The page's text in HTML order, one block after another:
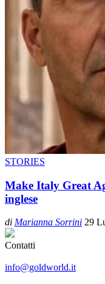
STORIES
Make Italy Great
inglese
di Marianna Sorrini 29
Contatti
info@goldworld.it